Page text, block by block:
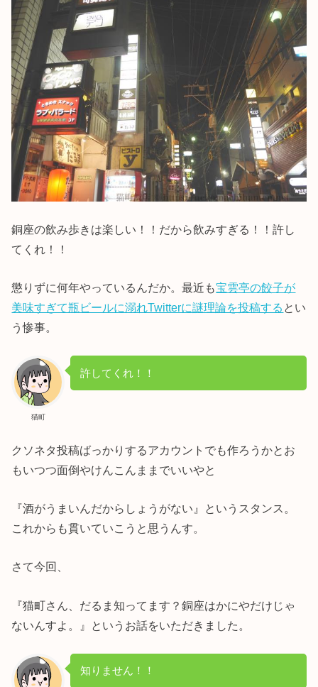
銅座の飲み歩きは楽しい！！だから飲みすぎる！！許し
てくれ！！
懲りずに何年やっているんだか。最近も宝雲亭の餃子が
美味すぎて瓶ビールに溺れTwitterに謎理論を投稿する とい
う惨事。
猫町
許してくれ！！
クソネタ投稿ばっかりするアカウントでも作ろうかとお
もいつつ面倒やけんこんままでいいやと
『酒がうまいんだからしょうがない』というスタンス。
これからも貫いていこうと思うんす。
さて今回、
『猫町さん、だるま知ってます？銅座はかにやだけじゃ
ないんすよ。』というお話をいただきました。
知りません！！